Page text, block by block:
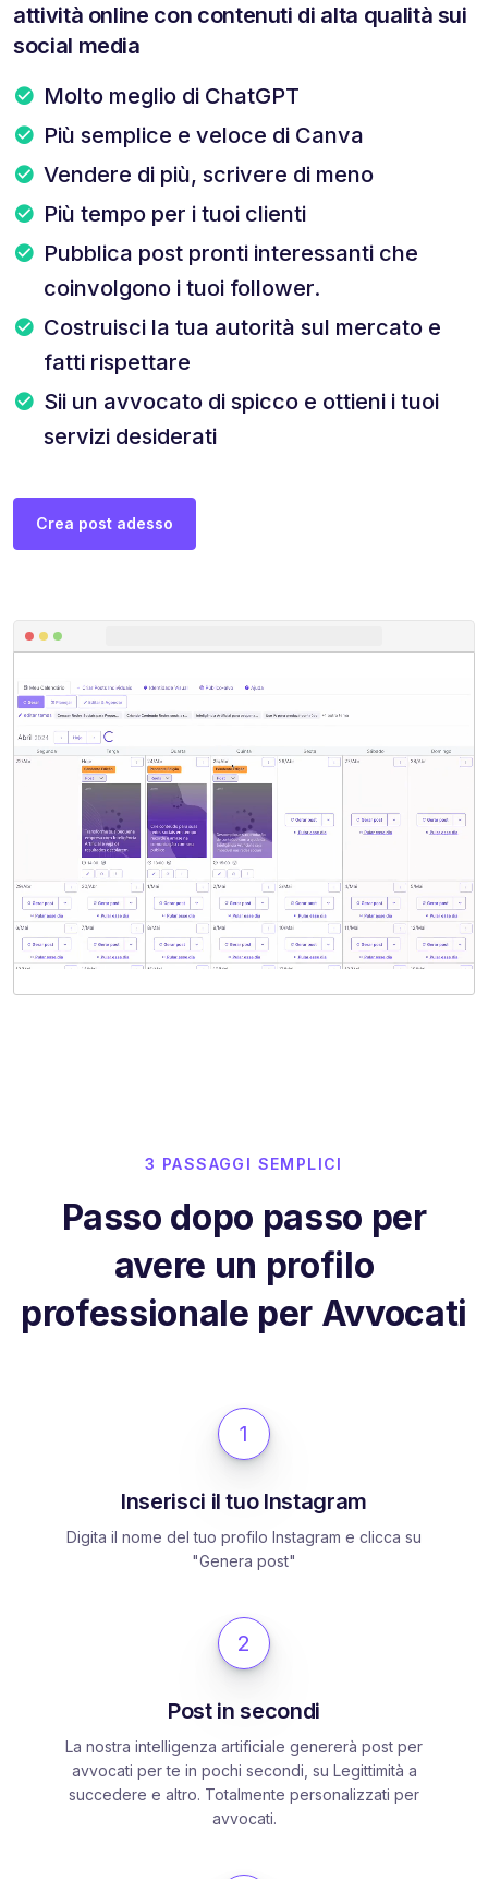
attività online con contenuti di alta qualità sui
social media
Molto meglio di ChatGPT
Più semplice e veloce di Canva
Vendere di più, scrivere di meno
Più tempo per i tuoi clienti
Pubblica post pronti interessanti che
coinvolgono i tuoi follower.
Costruisci la tua autorità sul mercato e
fatti rispettare
Sii un avvocato di spicco e ottieni i tuoi
servizi desiderati
Crea post adesso
3 PASSAGGI SEMPLICI
Passo dopo passo per
avere un profilo
professionale per Avvocati
1
Inserisci il tuo Instagram
Digita il nome del tuo profilo Instagram e clicca su
"Genera post"
2
Post in secondi
La nostra intelligenza artificiale genererà post per
avvocati per te in pochi secondi, su Legittimità a
succedere e altro. Totalmente personalizzati per
avvocati.